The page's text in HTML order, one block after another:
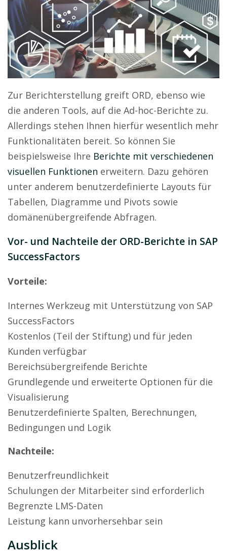
Zur Berichterstellung greift ORD, ebenso wie
die anderen Tools, auf die Ad-hoc-Berichte zu.
Allerdings stehen Ihnen hierfür wesentlich mehr
Funktionalitäten bereit. So können Sie
beispielsweise Ihre Berichte mit verschiedenen
visuellen Funktionen erweitern. Dazu gehören
unter anderem benutzerdefinierte Layouts für
Tabellen, Diagramme und Pivots sowie
domänenübergreifende Abfragen.
Vor- und Nachteile der ORD-Berichte in SAP
SuccessFactors
Vorteile:
Internes Werkzeug mit Unterstützung von SAP
SuccessFactors
Kostenlos (Teil der Stiftung) und für jeden
Kunden verfügbar
Bereichsübergreifende Berichte
Grundlegende und erweiterte Optionen für die
Visualisierung
Benutzerdefinierte Spalten, Berechnungen,
Bedingungen und Logik
Nachteile:
Benutzerfreundlichkeit
Schulungen der Mitarbeiter sind erforderlich
Begrenzte LMS-Daten
Leistung kann unvorhersehbar sein
Ausblick